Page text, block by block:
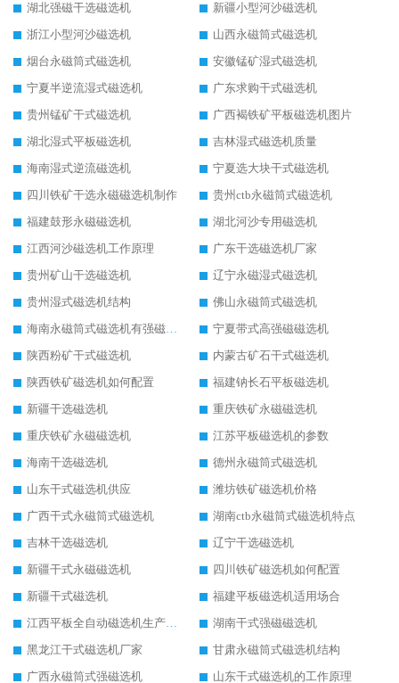
湖北强磁干选磁选机
新疆小型河沙磁选机
浙江小型河沙磁选机
山西永磁筒式磁选机
烟台永磁筒式磁选机
安徽锰矿湿式磁选机
宁夏半逆流湿式磁选机
广东求购干式磁选机
贵州锰矿干式磁选机
广西褐铁矿平板磁选机图片
湖北湿式平板磁选机
吉林湿式磁选机质量
海南湿式逆流磁选机
宁夏选大块干式磁选机
四川铁矿干选永磁磁选机制作
贵州ctb永磁筒式磁选机
福建鼓形永磁磁选机
湖北河沙专用磁选机
江西河沙磁选机工作原理
广东干选磁选机厂家
贵州矿山干选磁选机
辽宁永磁湿式磁选机
贵州湿式磁选机结构
佛山永磁筒式磁选机
海南永磁筒式磁选机有强磁的吗
宁夏带式高强磁磁选机
陕西粉矿干式磁选机
内蒙古矿石干式磁选机
陕西铁矿磁选机如何配置
福建钠长石平板磁选机
新疆干选磁选机
重庆铁矿永磁磁选机
重庆铁矿永磁磁选机
江苏平板磁选机的参数
海南干选磁选机
德州永磁筒式磁选机
山东干式磁选机供应
潍坊铁矿磁选机价格
广西干式永磁筒式磁选机
湖南ctb永磁筒式磁选机特点
吉林干选磁选机
辽宁干选磁选机
新疆干式永磁磁选机
四川铁矿磁选机如何配置
新疆干式磁选机
福建平板磁选机适用场合
江西平板全自动磁选机生产厂家
湖南干式强磁磁选机
黑龙江干式磁选机厂家
甘肃永磁筒式磁选机结构
广西永磁筒式强磁选机
山东干式磁选机的工作原理